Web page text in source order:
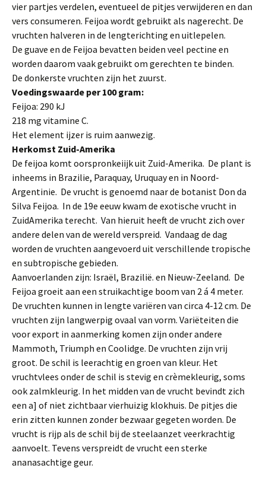
vier partjes verdelen, eventueel de pitjes verwijderen en dan
vers consumeren. Feijoa wordt gebruikt als nagerecht. De
vruchten halveren in de lengterichting en uitlepelen.
De guave en de Feijoa bevatten beiden veel pectine en
worden daarom vaak gebruikt om gerechten te binden.
De donkerste vruchten zijn het zuurst.
Voedingswaarde per 100 gram:
Feijoa: 290 kJ
218 mg vitamine C.
Het element ijzer is ruim aanwezig.
Herkomst Zuid-Amerika
De feijoa komt oorspronkeiijk uit Zuid-Amerika. De plant is
inheems in Brazilie, Paraquay, Uruquay en in Noord-
Argentinie. De vrucht is genoemd naar de botanist Don da
Silva Feijoa. In de 19e eeuw kwam de exotische vrucht in
ZuidAmerika terecht. Van hieruit heeft de vrucht zich over
andere delen van de wereld verspreid. Vandaag de dag
worden de vruchten aangevoerd uit verschillende tropische
en subtropische gebieden.
Aanvoerlanden zijn: Israël, Brazilië. en Nieuw-Zeeland. De
Feijoa groeit aan een struikachtige boom van 2 á 4 meter.
De vruchten kunnen in lengte variëren van circa 4-12 cm. De
vruchten zijn langwerpig ovaal van vorm. Variëteiten die
voor export in aanmerking komen zijn onder andere
Mammoth, Triumph en Coolidge. De vruchten zijn vrij
groot. De schil is leerachtig en groen van kleur. Het
vruchtvlees onder de schil is stevig en crèmekleurig, soms
ook zalmkleurig. In het midden van de vrucht bevindt zich
een a] of niet zichtbaar vierhuizig klokhuis. De pitjes die
erin zitten kunnen zonder bezwaar gegeten worden. De
vrucht is rijp als de schil bij de steelaanzet veerkrachtig
aanvoelt. Tevens verspreidt de vrucht een sterke
ananasachtige geur.